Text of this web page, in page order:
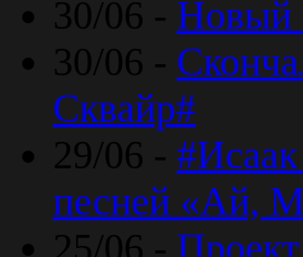
30/06 - Новый
30/06 -
Сквайр#
29/06 -
песней «Ай,